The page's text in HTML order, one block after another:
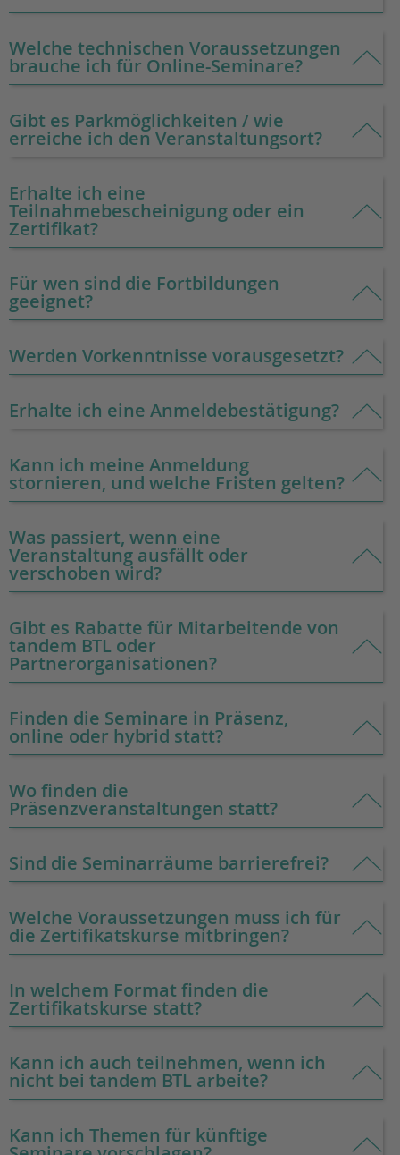
Welche technischen Voraussetzungen
brauche ich für Online-Seminare?
Gibt es Parkmöglichkeiten / wie
erreiche ich den Veranstaltungsort?
Erhalte ich eine
Teilnahmebescheinigung oder ein
Zertifikat?
Für wen sind die Fortbildungen
geeignet?
Werden Vorkenntnisse vorausgesetzt?
Erhalte ich eine Anmeldebestätigung?
Kann ich meine Anmeldung
stornieren, und welche Fristen gelten?
Was passiert, wenn eine
Veranstaltung ausfällt oder
verschoben wird?
Gibt es Rabatte für Mitarbeitende von
tandem BTL oder
Partnerorganisationen?
Finden die Seminare in Präsenz,
online oder hybrid statt?
Wo finden die
Präsenzveranstaltungen statt?
Sind die Seminarräume barrierefrei?
Welche Voraussetzungen muss ich für
die Zertifikatskurse mitbringen?
In welchem Format finden die
Zertifikatskurse statt?
Kann ich auch teilnehmen, wenn ich
nicht bei tandem BTL arbeite?
Kann ich Themen für künftige